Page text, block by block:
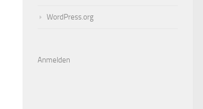
WordPress.org
Anmelden